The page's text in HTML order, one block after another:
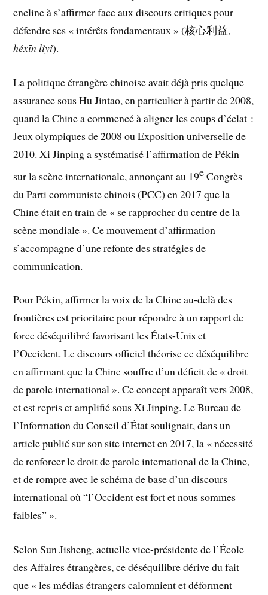
encline à s’affirmer face aux discours critiques pour
défendre ses « intérêts fondamentaux » (核心利益,
héxīn lìyì).
La politique étrangère chinoise avait déjà pris quelque
assurance sous Hu Jintao, en particulier à partir de 2008,
quand la Chine a commencé à aligner les coups d’éclat :
Jeux olympiques de 2008 ou Exposition universelle de
2010. Xi Jinping a systématisé l’affirmation de Pékin
sur la scène internationale, annonçant au 19eCongrès
du Parti communiste chinois (PCC) en 2017 que la
Chine était en train de « se rapprocher du centre de la
scène mondiale ». Ce mouvement d’affirmation
s’accompagne d’une refonte des stratégies de
communication.
Pour Pékin, affirmer la voix de la Chine au-delà des
frontières est prioritaire pour répondre à un rapport de
force déséquilibré favorisant les États-Unis et
l’Occident. Le discours officiel théorise ce déséquilibre
en affirmant que la Chine souffre d’un déficit de « droit
de parole international ». Ce concept apparaît vers 2008,
et est repris et amplifié sous Xi Jinping. Le Bureau de
l’Information du Conseil d’État soulignait, dans un
article publié sur son site internet en 2017, la « nécessité
de renforcer le droit de parole international de la Chine,
et de rompre avec le schéma de base d’un discours
international où “l’Occident est fort et nous sommes
faibles” ».
Selon Sun Jisheng, actuelle vice-présidente de l’École
des Affaires étrangères, ce déséquilibre dérive du fait
que « les médias étrangers calomnient et déforment